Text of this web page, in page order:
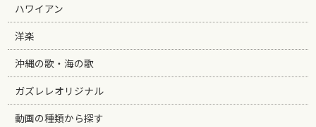
ハワイアン
洋楽
沖縄の歌・海の歌
ガズレレオリジナル
動画の種類から探す